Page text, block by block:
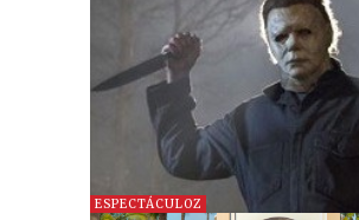
ESPECTÁCULOZ